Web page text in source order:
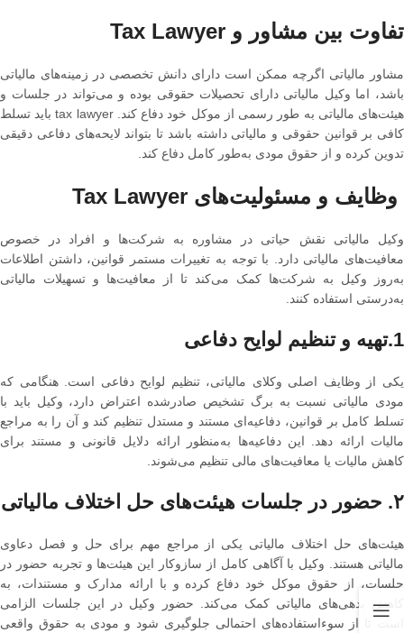
تفاوت بین مشاور و Tax Lawyer
مشاور مالیاتی اگرچه ممکن است دارای دانش تخصصی در زمینه‌های مالیاتی
باشد، اما وکیل مالیاتی دارای تحصیلات حقوقی بوده و می‌تواند در جلسات و
هیئت‌های مالیاتی به طور رسمی از موکل خود دفاع کند. tax lawyer باید تسلط
کافی بر قوانین حقوقی و مالیاتی داشته باشد تا بتواند لایحه‌های دفاعی دقیقی
تدوین کرده و از حقوق مودی به‌طور کامل دفاع کند.
وظایف و مسئولیت‌های Tax Lawyer
وکیل مالیاتی نقش حیاتی در مشاوره به شرکت‌ها و افراد در خصوص
معافیت‌های مالیاتی دارد. با توجه به تغییرات مستمر قوانین، داشتن اطلاعات
به‌روز وکیل به شرکت‌ها کمک می‌کند تا از معافیت‌ها و تسهیلات مالیاتی
به‌درستی استفاده کنند.
1.تهیه و تنظیم لوایح دفاعی
یکی از وظایف اصلی وکلای مالیاتی، تنظیم لوایح دفاعی است. هنگامی که
مودی مالیاتی نسبت به برگ تشخیص صادرشده اعتراض دارد، وکیل باید با
تسلط کامل بر قوانین، دفاعیه‌ای مستند و مستدل تنظیم کند و آن را به مراجع
مالیات ارائه دهد. این دفاعیه‌ها به‌منظور ارائه دلایل قانونی و مستند برای
کاهش مالیات یا معافیت‌های مالی تنظیم می‌شوند.
۲. حضور در جلسات هیئت‌های حل اختلاف مالیاتی
هیئت‌های حل اختلاف مالیاتی یکی از مراجع مهم برای حل و فصل دعاوی
مالیاتی هستند. وکیل با آگاهی کامل از سازوکار این هیئت‌ها و تجربه حضور در
جلسات، از حقوق موکل خود دفاع کرده و با ارائه مدارک و مستندات، به
کاهش بدهی‌های مالیاتی کمک می‌کند. حضور وکیل در این جلسات الزامی
است تا از سوء‌استفاده‌های احتمالی جلوگیری شود و مودی به حقوق واقعی